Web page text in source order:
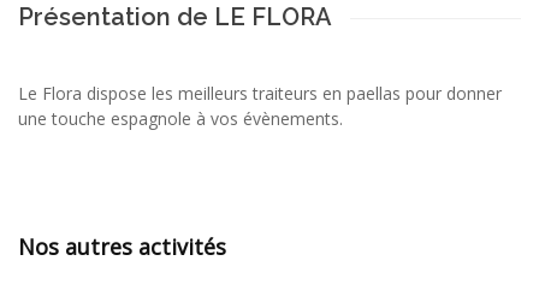
Présentation de LE FLORA
Le Flora dispose les meilleurs traiteurs en paellas pour donner
une touche espagnole à vos évènements.
Nos autres activités